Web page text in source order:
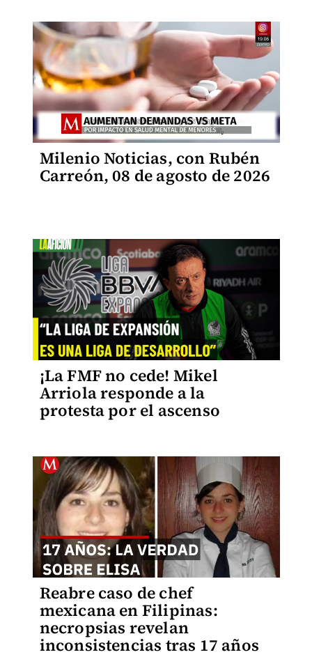
Milenio Noticias, con Rubén
Carreón, 08 de agosto de 2026
¡La FMF no cede! Mikel
Arriola responde a la
protesta por el ascenso
Reabre caso de chef
mexicana en Filipinas:
necropsias revelan
inconsistencias tras 17 años